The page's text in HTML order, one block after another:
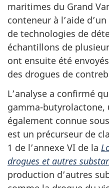
maritimes du Grand
conteneur à l’aide
de technologies de
échantillons de
ont ensuite été
des drogues de
L’analyse a confirmé
gamma-butyrolactone,
également connue
est un précurseur de
1 de l’annexe VI de la
drogues et autres
production d’autres